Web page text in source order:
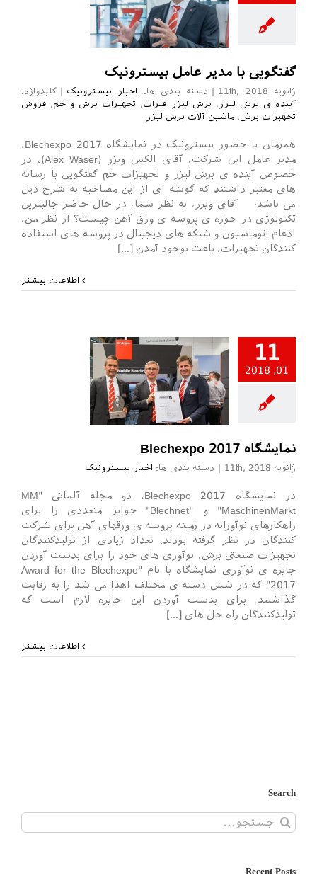
بیسترونیک
گفتگویی با مدیر عامل بیسترونیک
ژانویه 11th, 2018 | دسته بندی ها: اخبار بیسترونیک | کلیدواژه:
آینده ی برش لیزر , برش لیزر فلزات, تجهیزات برش و خم, فروش
تجهیزات برش, ماشین آلات برش لیزر
همزمان با حضور بیسترونیک در نمایشگاه Blechexpo 2017،
مدیر عامل این شرکت، آقای الکس ویزر (Alex Waser)، در
خصوص آینده ی برش لیزر و تجهیزات خم گفتگویی با رسانه
های معتبر داشتند که گوشه ای از این مصاحبه به شرح ذیل
می باشد: آقای ویزر، به نظر شما، در حال حاضر جالبترین
تکنولوژی در حوزه ی پروسه ی ورق آهن چیست؟ از نظر من،
ادغام اتوماسیون و شبکه های دیجیتال در پروسه های استفاده
کنندگان تجهیزات، باعث بوجود آمدن [...]
اطلاعات بیشتر
11
01, 2018
بیسترونیک
نمایشگاه Blechexpo 2017
ژانویه 11th, 2018 دسته بندی ها: اخبار بیسترونیک
در نمایشگاه Blechexpo 2017، دو مجله آلمانی "MM
MaschinenMarkt" و "Blechnet" جوایز متعددی را برای
راهکارهای نوآورانه در زمینه پروسه ی ورقهای آهن برای شرکت
کنندگان در نظر گرفته بودند. تعداد زیادی از تولیدکنندگان
تجهیزات صنعتی برش، نوآوری های خود را برای بدست آوردن
جایزه ی نوآوری نمایشگاه با نام "Award for the Blechexpo
2017" که در شش دسته ی مختلف اهدا می شد را به رقابت
گذاشتند. برای بدست آوردن این جایزه لازم است که
تولیدکنندگان راه حل های [...]
اطلاعات بیشتر
Search
جستجو
برای:
Recent Posts